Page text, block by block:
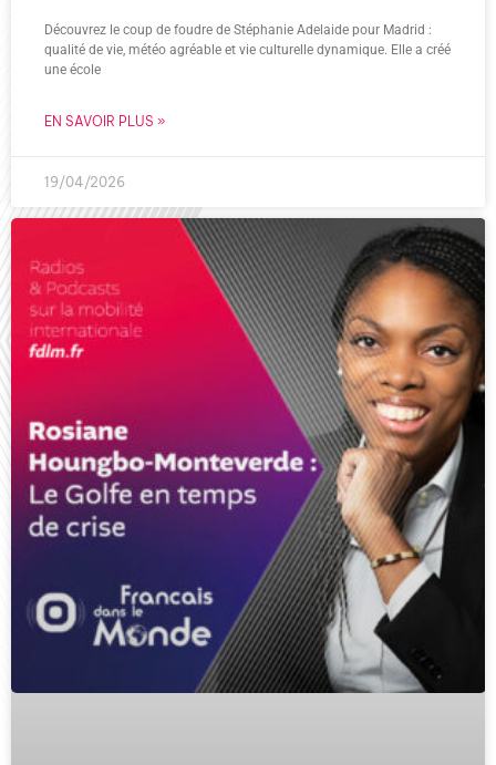
Découvrez le coup de foudre de Stéphanie Adelaide pour Madrid :
qualité de vie, météo agréable et vie culturelle dynamique. Elle a créé
une école
EN SAVOIR PLUS »
19/04/2026